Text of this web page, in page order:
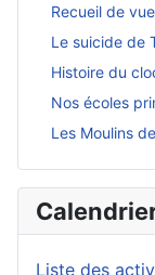
Recueil de
Le suicide de
Histoire du
Nos écoles
Les Moulins
Liste des